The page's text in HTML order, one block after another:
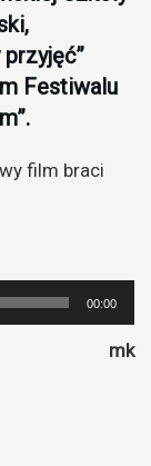
Festiwalu
film braci
00:00
mk